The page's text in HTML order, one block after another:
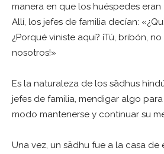
manera en que los huéspedes eran
Allí, los jefes de familia decían:
¿Porqué viniste aquí? ¡Tú, bribón,
nosotros!»
Es la naturaleza de los sādhus
jefes de familia, mendigar algo
modo mantenerse y continuar su
Una vez, un sādhu fue a la casa de